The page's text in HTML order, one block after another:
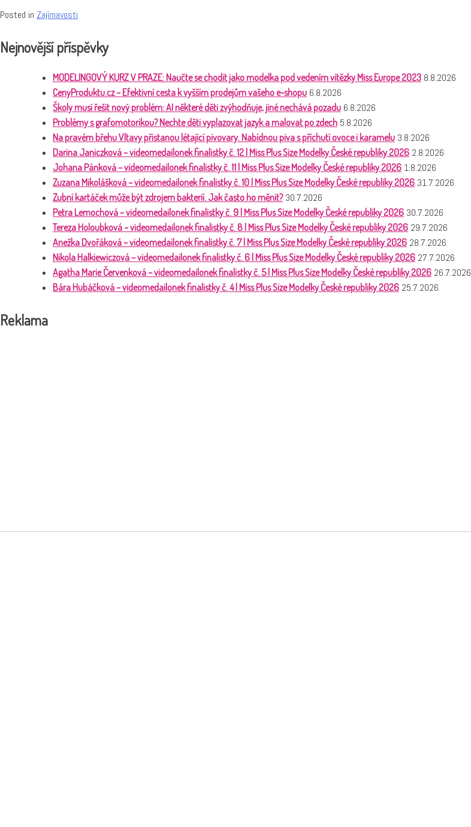
Posted in Zajímavosti
Nejnovější příspěvky
MODELINGOVÝ KURZ V PRAZE: Naučte se chodit jako modelka pod vedením vítězky Miss Europe 2023 8.8.2026
CenyProduktu.cz – Efektivní cesta k vyšším prodejům vašeho e-shopu 6.8.2026
Školy musí řešit nový problém: AI některé děti zvýhodňuje, jiné nechává pozadu 6.8.2026
Problémy s grafomotorikou? Nechte děti vyplazovat jazyk a malovat po zdech 5.8.2026
Na pravém břehu Vltavy přistanou létající pivovary. Nabídnou piva s příchutí ovoce i karamelu 3.8.2026
Darina Janiczková – videomedailonek finalistky č. 12 | Miss Plus Size Modelky České republiky 2026 2.8.2026
Johana Pánková – videomedailonek finalistky č. 11 | Miss Plus Size Modelky České republiky 2026 1.8.2026
Zuzana Mikolášková – videomedailonek finalistky č. 10 | Miss Plus Size Modelky České republiky 2026 31.7.2026
Zubní kartáček může být zdrojem bakterií. Jak často ho měnit? 30.7.2026
Petra Lemochová – videomedailonek finalistky č. 9 | Miss Plus Size Modelky České republiky 2026 30.7.2026
Tereza Holoubková – videomedailonek finalistky č. 8 | Miss Plus Size Modelky České republiky 2026 29.7.2026
Anežka Dvořáková – videomedailonek finalistky č. 7 | Miss Plus Size Modelky České republiky 2026 28.7.2026
Nikola Halkiewiczová – videomedailonek finalistky č. 6 | Miss Plus Size Modelky České republiky 2026 27.7.2026
Agatha Marie Červenková – videomedailonek finalistky č. 5 | Miss Plus Size Modelky České republiky 2026 26.7.2026
Bára Hubáčková – videomedailonek finalistky č. 4 | Miss Plus Size Modelky České republiky 2026 25.7.2026
Reklama